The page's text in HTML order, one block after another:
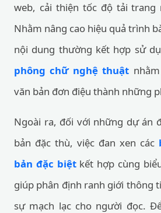
web, cải thiện tốc độ tải trang
Nhằm nâng cao hiệu quả trình
nội dung thường kết hợp sử
phông chữ nghệ thuật
văn bản đơn điệu thành những
Ngoài ra, đối với những dự án
bản đặc thù, việc đan xen các
bản đặc biệtkết hợp cùng
giúp phân định ranh giới thông
sự mạch lạc cho người đọc.